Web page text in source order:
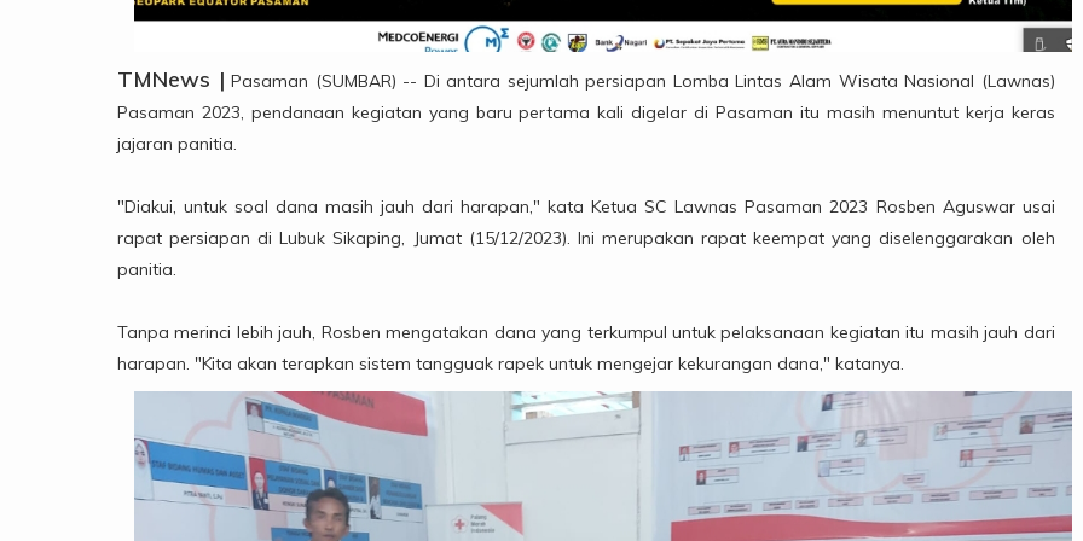
TMNews | Pasaman (SUMBAR) -- Di antara sejumlah persiapan Lomba Lintas Alam Wisata Nasional (Lawnas)
Pasaman 2023, pendanaan kegiatan yang baru pertama kali digelar di Pasaman itu masih menuntut kerja keras
jajaran panitia.
"Diakui, untuk soal dana masih jauh dari harapan," kata Ketua SC Lawnas Pasaman 2023 Rosben Aguswar usai
rapat persiapan di Lubuk Sikaping, Jumat (15/12/2023). Ini merupakan rapat keempat yang diselenggarakan oleh
panitia.
Tanpa merinci lebih jauh, Rosben mengatakan dana yang terkumpul untuk pelaksanaan kegiatan itu masih jauh dari
harapan. "Kita akan terapkan sistem tangguak rapek untuk mengejar kekurangan dana," katanya.